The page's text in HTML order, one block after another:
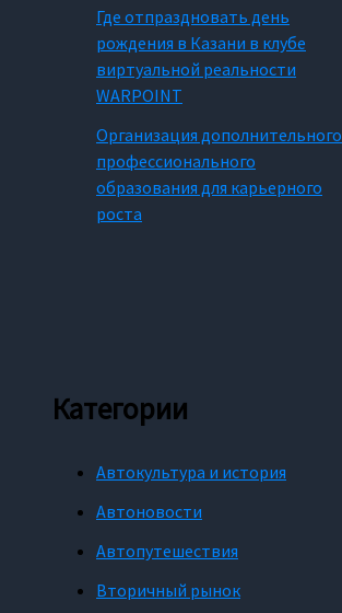
Где отпраздновать день
рождения в Казани в клубе
виртуальной реальности
WARPOINT
Организация дополнительного
профессионального
образования для карьерного
роста
Категории
Автокультура и история
Автоновости
Автопутешествия
Вторичный рынок